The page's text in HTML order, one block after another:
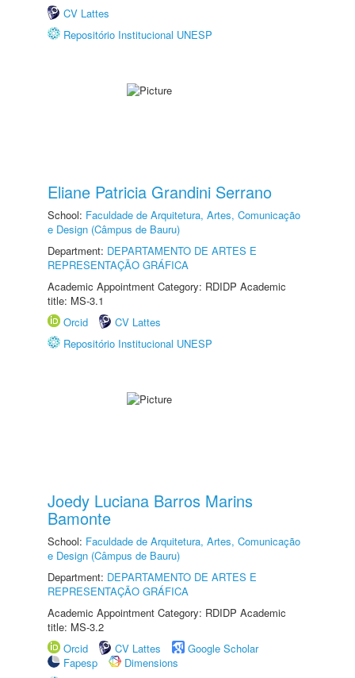
CV Lattes
Repositório Institucional UNESP
Eliane Patricia Grandini Serrano
School: Faculdade de Arquitetura, Artes, Comunicação
e Design (Câmpus de Bauru)
Department: DEPARTAMENTO DE ARTES E
REPRESENTAÇÃO GRÁFICA
Academic Appointment Category: RDIDP Academic
title: MS-3.1
Orcid
CV Lattes
Repositório Institucional UNESP
Joedy Luciana Barros Marins
Bamonte
School: Faculdade de Arquitetura, Artes, Comunicação
e Design (Câmpus de Bauru)
Department: DEPARTAMENTO DE ARTES E
REPRESENTAÇÃO GRÁFICA
Academic Appointment Category: RDIDP Academic
title: MS-3.2
Orcid
CV Lattes
Google Scholar
Fapesp
Dimensions